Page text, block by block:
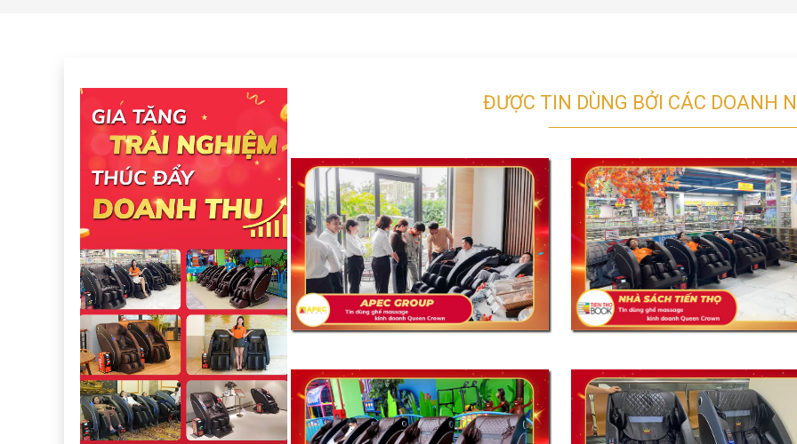
ĐƯỢC TIN DÙNG BỞI CÁC DOANH